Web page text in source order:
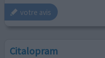
votre avis
Citalopram